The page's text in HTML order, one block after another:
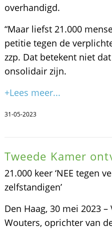
overhandigd.
“Maar liefst 21.000
petitie tegen de
zzp. Dat betekent niet
onsolidair zijn.
+Lees meer...
31-05-2023
Tweede Kamer
21.000 keer ‘NEE tegen
zelfstandigen’
Den Haag, 30 mei 2023
Wouters, oprichter van